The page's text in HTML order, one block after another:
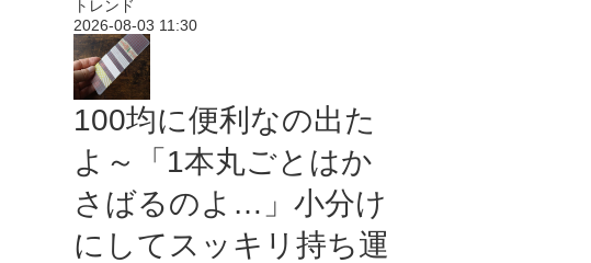
トレンド
2026-08-03 11:30
100均に便利なの出た
よ～「1本丸ごとはか
さばるのよ…」小分け
にしてスッキリ持ち運